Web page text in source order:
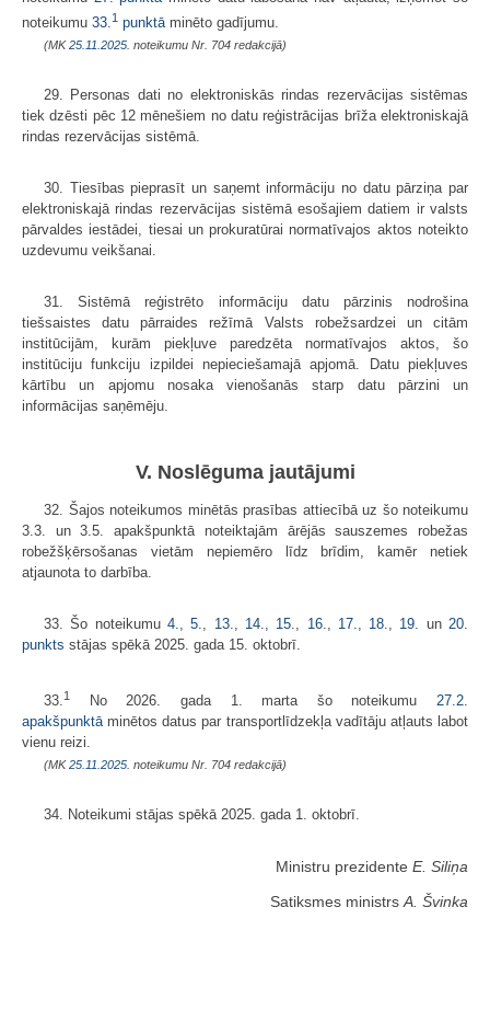
noteikumu 33. 1 punktā minēto gadījumu.
(MK25.11.2025. noteikumu Nr. 704 redakcijā)
29. Personas dati no elektroniskās rindas rezervācijas sistēmas
tiek dzēsti pēc 12 mēnešiem no datu reģistrācijas brīža elektroniskajā
rindas rezervācijas sistēmā.
30. Tiesības pieprasīt un saņemt informāciju no datu pārziņa par
elektroniskajā rindas rezervācijas sistēmā esošajiem datiem ir valsts
pārvaldes iestādei, tiesai un prokuratūrai normatīvajos aktos noteikto
uzdevumu veikšanai.
31. Sistēmā reģistrēto informāciju
datu pārzinis nodrošina
tiešsaistes datu pārraides režīmā Valsts robežsardzei un citām
institūcijām, kurām piekļuve paredzēta normatīvajos aktos, šo
institūciju funkciju izpildei nepieciešamajā apjomā. Datu piekļuves
kārtību un apjomu nosaka vienošanās starp datu pārzini un
informācijas saņēmēju.
V. Noslēguma jautājumi
32. Šajos noteikumos minētās prasības attiecībā uz šo noteikumu
3.3. un 3.5. apakšpunktā noteiktajām ārējās sauszemes robežas
robežšķērsošanas vietām nepiemēro līdz brīdim, kamēr netiek
atjaunota to darbība.
33. Šo noteikumu 4. ,5. 13. 14. 15. 16. 17. 18. 19. un 20.
punkts stājas spēkā 2025. gada 15. oktobrī.
33. 1 No 2026. gada 1. marta šo noteikumu 27.2.
apakšpunktā minētos datus par transportlīdzekļa vadītāju atļauts labot
vienu reizi.
(MK25.11.2025. noteikumu Nr. 704 redakcijā)
34. Noteikumi stājas spēkā 2025. gada 1. oktobrī.
Ministru prezidente E. Siliņa
Satiksmes ministrs A. Švinka